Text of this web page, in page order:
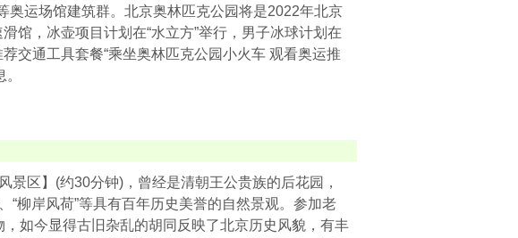
奥运场馆建筑群。北京奥林匹克公园将是2022年北京
馆，冰壶项目计划在“水立方”举行，男子冰球计划在
交通工具套餐“乘坐奥林匹克公园小火车 观看奥运推
景区】(约30分钟)，曾经是清朝王公贵族的后花园，
“柳岸风荷”等具有百年历史美誉的自然景观。参加老
如今显得古旧杂乱的胡同反映了北京历史风貌，有丰